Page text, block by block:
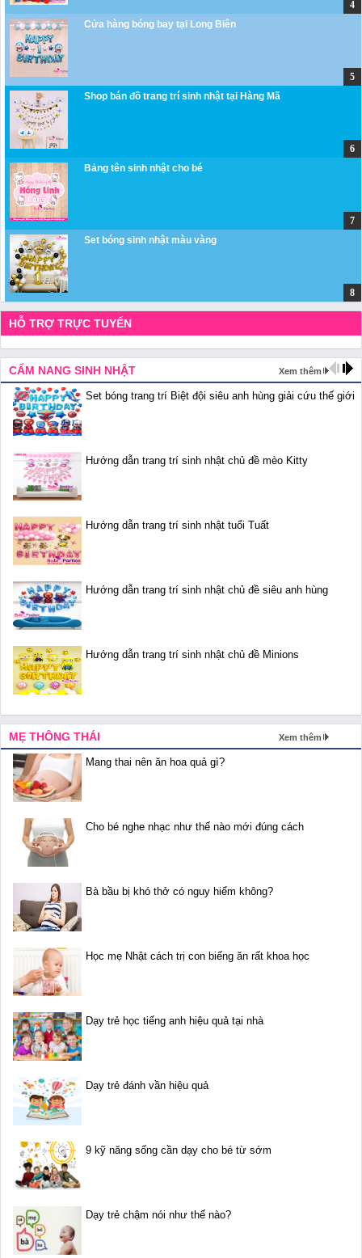
Cửa hàng bóng bay tại Long Biên
Shop bán đồ trang trí sinh nhật tại Hàng Mã
Bảng tên sinh nhật cho bé
Set bóng sinh nhật màu vàng
HỖ TRỢ TRỰC TUYẾN
CẨM NANG SINH NHẬT Xem thêm
Set bóng trang trí Biệt đội siêu anh hùng giải cứu thế giới
Hướng dẫn trang trí sinh nhật chủ đề mèo Kitty
Hướng dẫn trang trí sinh nhật tuổi Tuất
Hướng dẫn trang trí sinh nhật chủ đề siêu anh hùng
Hướng dẫn trang trí sinh nhật chủ đề Minions
MẸ THÔNG THÁI Xem thêm
Mang thai nên ăn hoa quả gì?
Cho bé nghe nhạc như thế nào mới đúng cách
Bà bầu bị khó thở có nguy hiểm không?
Học mẹ Nhật cách trị con biếng ăn rất khoa học
Dạy trẻ học tiếng anh hiệu quả tại nhà
Dạy trẻ đánh vần hiệu quả
9 kỹ năng sống cần dạy cho bé từ sớm
Dạy trẻ chậm nói như thế nào?